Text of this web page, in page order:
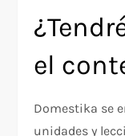
el
Domestika se
unidades y